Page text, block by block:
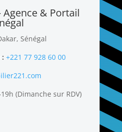
& Portail
Sénégal
+221 77 928 60 00
(Dimanche sur RDV)